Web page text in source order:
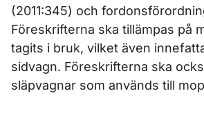
(2011:345) och
Föreskrifterna ska tillämpas på
tagits i bruk, vilket även
sidvagn. Föreskrifterna ska
släpvagnar som används till